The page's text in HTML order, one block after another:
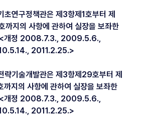
연구정책관은 제3항제1호부터 제
까지의 사항에 관하여 실장을 보좌한
개정 2008.7.3., 2009.5.6.,
2011.2.25.>
략기술개발관은 제3항제29호부터 제
까지의 사항에 관하여 실장을 보좌한
개정 2008.7.3., 2009.5.6.,
2011.2.25.>